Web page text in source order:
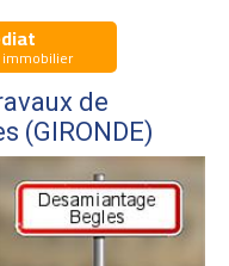
de
(GIRONDE)